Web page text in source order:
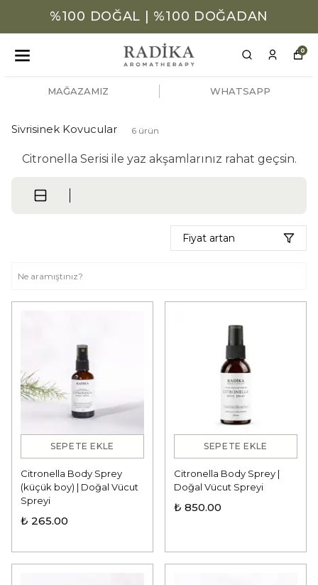
%100 DOĞAL | %100 DOĞADAN
0
MAĞAZAMIZ WHATSAPP
Sivrisinek Kovucular 6 ürün
Citronella Serisi ile yaz akşamlarınız rahat geçsin.
Fiyat artan
SEPETE EKLE
Citronella Body Sprey
(küçük boy) | Doğal Vücut
Spreyi
₺ 265.00
SEPETE EKLE
Citronella Body Sprey |
Doğal Vücut Spreyi
₺ 850.00